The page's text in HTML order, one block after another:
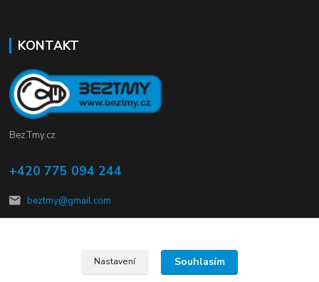
KONTAKT
BezTmy.cz
+420 775 094 244
beztmy@gmail.com
Nastavení Souhlasím